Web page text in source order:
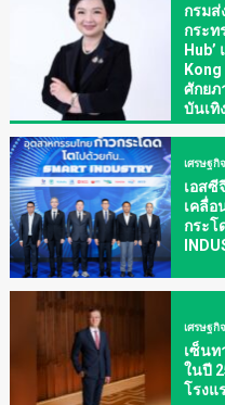
กรมส่
กระท
ศักยภ
บันเทิ
เศรษฐกิ
เอสซี
เคลื่อ
กระโ
เศรษฐกิ
เซ็นท
ในปี
โรงแ